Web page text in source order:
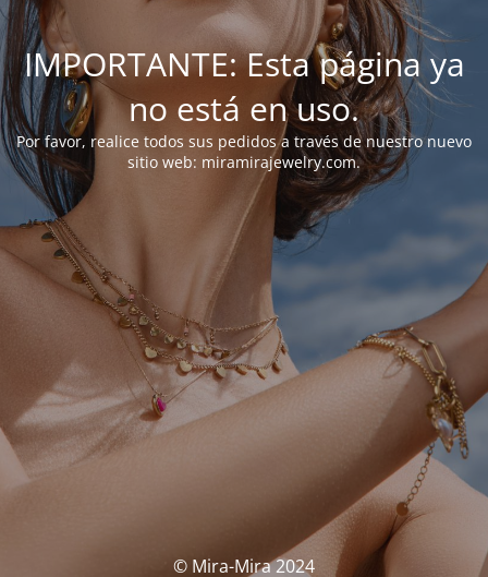
IMPORTANTE: Esta página ya
no está en uso.
Por favor, realice todos sus pedidos a través de nuestro nuevo
sitio web: miramirajewelry.com.
© Mira-Mira 2024